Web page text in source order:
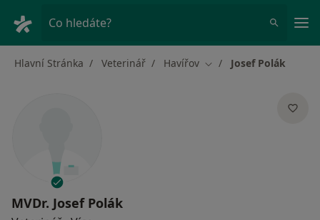
Co hledáte?
Hlavní Stránka Veterinář Havířov Změna města
Josef Polák
MVDr. Josef Polák